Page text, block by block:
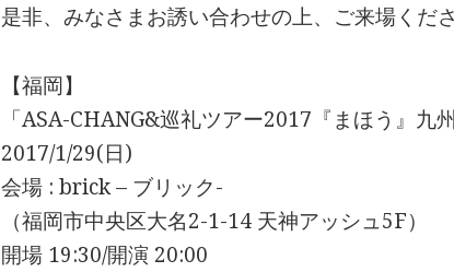
是非、みなさまお誘い合わせの上、ご来場くださ
【福岡】
「ASA-CHANG&巡礼ツアー2017『まほう』九
2017/1/29(日)
会場 : brick – ブリック-
（福岡市中央区大名2-1-14 天神アッシュ5F）
開場 19:30/開演 20:00